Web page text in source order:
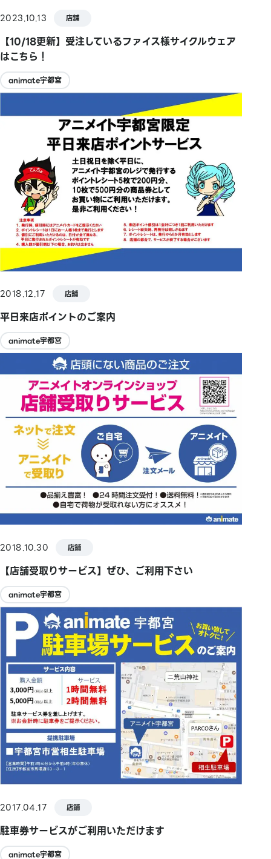
2023.10.13 店鋪
【10/18更新】受注しているファイス様サイクルウェア
はこちら！
animate宇都宮
2018.12.17 店鋪
平日来店ポイントのご案内
animate宇都宮
2018.10.30 店鋪
【店舗受取りサービス】ぜひ、ご利用下さい
animate宇都宮
2017.04.17 店鋪
駐車券サービスがご利用いただけます
animate宇都宮